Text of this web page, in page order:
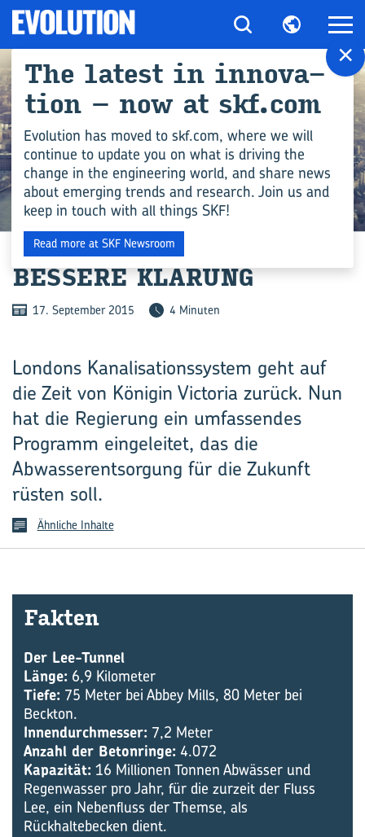
INGENIEURSWISSEN
BES­SE­RE KLÄ­RUNG
17. September 2015 4 Minuten
Londons Kanalisationssystem geht auf
die Zeit von Königin Victoria zurück. Nun
hat die Regierung ein umfassendes
Programm eingeleitet, das die
Abwasserentsorgung für die Zukunft
rüsten soll.
Ähnliche Inhalte
Fak­ten
Der Lee-Tunnel
Länge: 6,9 Kilometer
Tiefe: 75 Meter bei Abbey Mills, 80 Meter bei
Beckton.
Innendurchmesser: 7,2 Meter
Anzahl der Betonringe: 4.072
Kapazität: 16 Millionen Tonnen Abwässer und
Regenwasser pro Jahr, für die zurzeit der Fluss
Lee, ein Nebenfluss der Themse, als
Rückhaltebecken dient.
×
The la­test in in­no­va­
ti­on – now at skf.com
Evolution has moved to skf.com, where we will
continue to update you on what is driving the
change in the engineering world, and share news
about emerging trends and research. Join us and
keep in touch with all things SKF!
Read more at SKF Newsroom